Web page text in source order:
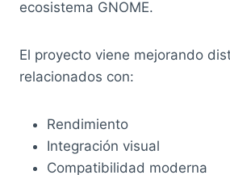
ecosistema GNOME.
El proyecto viene mejorando
relacionados con:
Rendimiento
Integración visual
Compatibilidad moderna